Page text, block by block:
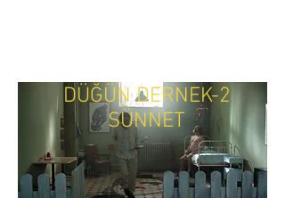
DÜĞÜN DERNEK-2
SÜNNET